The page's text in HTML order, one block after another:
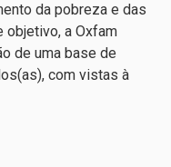
da pobreza e das
objetivo, a Oxfam
de uma base de
com vistas à